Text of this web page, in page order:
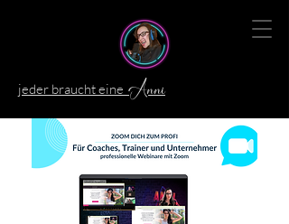
jeder braucht eineAnni